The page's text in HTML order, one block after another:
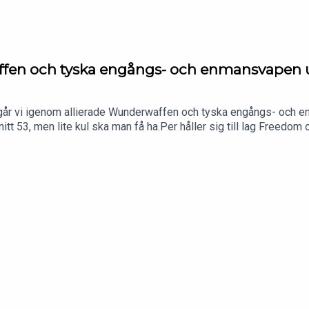
och tyska engångs- och enmansvapen
vi igenom allierade Wunderwaffen och tyska engångs- och
53, men lite kul ska man få ha.Per håller sig till lag
prilliga … frånsett de duvstyrda (ja, duvor) robotarna då.
en gång eller av en man och som i samtliga fallen gav Basse
TALET?!”, en pvrb ”PÅ 40-TALET?!”, förvånade japaner, en